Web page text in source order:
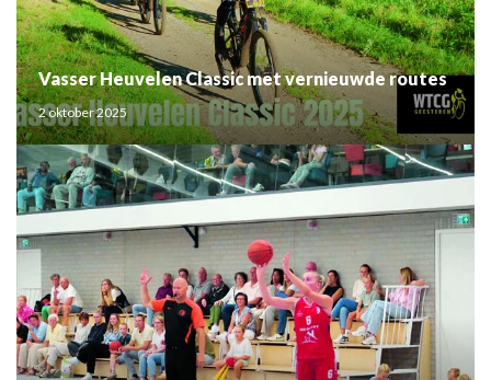
Vasser Heuvelen Classic met vernieuwde routes
2 oktober 2025